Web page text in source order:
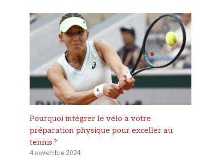
Pourquoi intégrer le vélo à votre
préparation physique pour exceller au
tennis ?
4 novembre 2024